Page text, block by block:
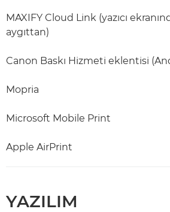
MAXIFY Cloud Link (yazıcı
aygıttan)
Canon Baskı Hizmeti eklentisi
Mopria
Microsoft Mobile Print
Apple AirPrint
YAZILIM